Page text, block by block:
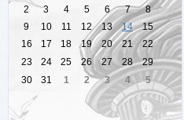
2
3 4 5 6 7
8
9
10 11 12 13 14
15
16
17 18 19 20 21
22
23
24 25 26 27 28
29
30
31 1 2 3 4 5